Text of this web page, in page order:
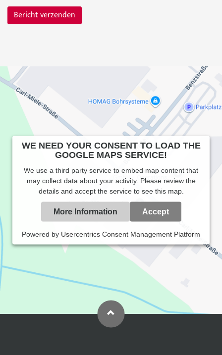
WE NEED YOUR CONSENT TO LOAD THE
GOOGLE MAPS SERVICE!
We use a third party service to embed map content that
may collect data about your activity. Please review the
details and accept the service to see this map.
More Information Accept
Powered by Usercentrics Consent Management Platform